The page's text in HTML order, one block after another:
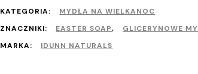
KATEGORIA:
MYDŁA NA WIELKANOC
ZNACZNIKI:
EASTER SOAP, GLICERYNOWE
MARKA:
IDUNN NATURALS